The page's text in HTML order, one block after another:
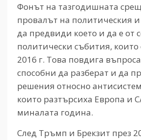
Фонът на тазгодишната
провалът на политическия и
да предвиди което и да е от
политически събития,
2016 г. Това повдига
способни да разберат и да
решения относно
които разтърсиха Европа и
миналата година.
След Тръмп и Брекзит през